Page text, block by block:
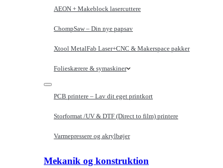
AEON + Makeblock lasercuttere
ChompSaw – Din nye papsav
Xtool MetalFab Laser+CNC & Makerspace pakker
Folieskærere & symaskiner
PCB printere – Lav dit eget printkort
Storformat /UV & DTF (Direct to film) printere
Varmepressere og akrylbøjer
Mekanik og konstruktion